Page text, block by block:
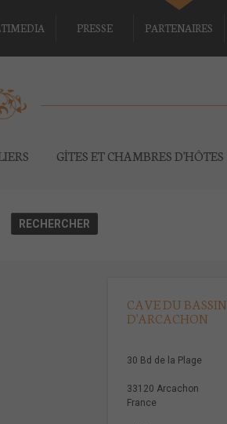
PRESSE PARTENAIRES
GÎTES ET CHAMBRES D'HÔTES
CAVE DU BASSIN
D'ARCACHON
30 Bd de la Plage
33120 Arcachon
France